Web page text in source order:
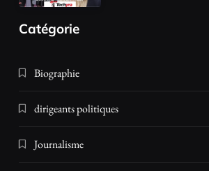
Catégorie
Biographie
dirigeants politiques
Journalisme